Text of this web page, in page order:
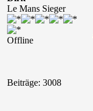
Le Mans Sieger
Offline
Beiträge: 3008